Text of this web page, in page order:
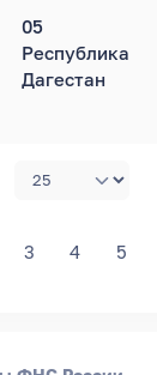
05
Республика
Дагестан
3 4 5